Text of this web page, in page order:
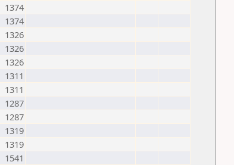
1374
1374
1326
1326
1326
1311
1311
1287
1287
1319
1319
1541